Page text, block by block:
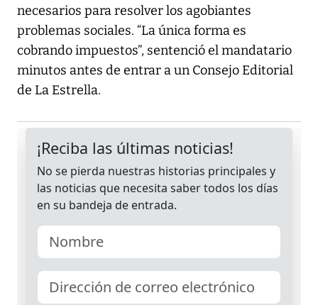
necesarios para resolver los agobiantes
problemas sociales. “La única forma es
cobrando impuestos”, sentenció el mandatario
minutos antes de entrar a un Consejo Editorial
de La Estrella.